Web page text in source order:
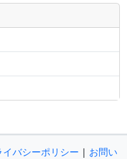
イバシーポリシー | お問い